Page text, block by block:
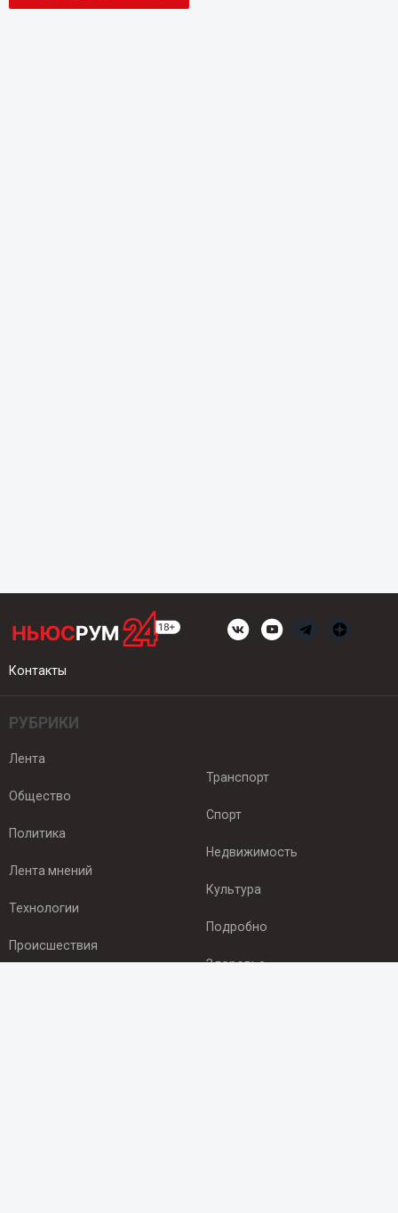
Контакты
РУБРИКИ
Лента
Общество
Политика
Лента мнений
Технологии
Происшествия
Транспорт
Спорт
Недвижимость
Культура
Подробно
Здоровье